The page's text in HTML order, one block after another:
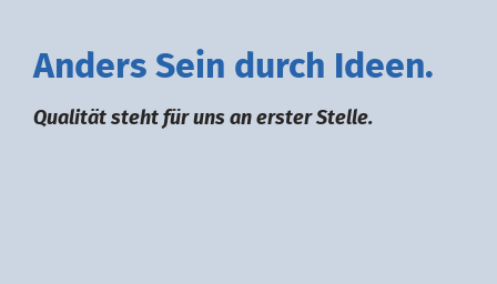
Anders Sein durch deen.
Qualität steht für uns an erster Stelle.